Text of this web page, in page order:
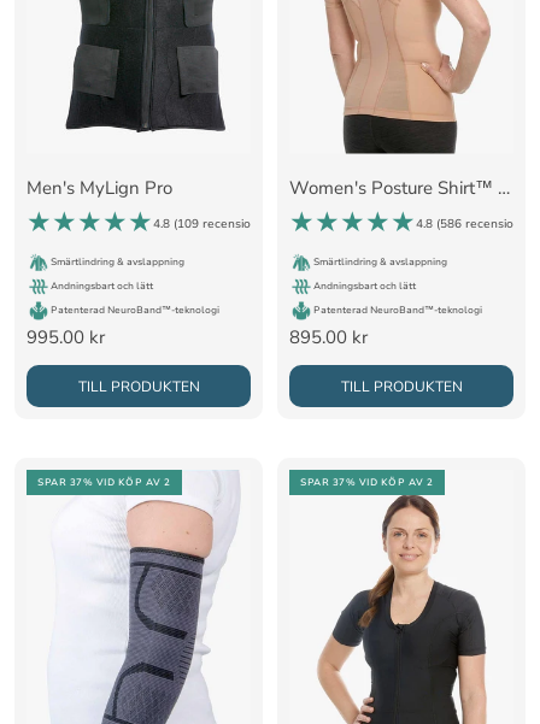
Men's MyLign Pro
4.8 (109 recensioner
Smärtlindring & avslappning
Andningsbart och lätt
Patenterad NeuroBand™-teknologi
Rea-
pris
995.00 kr
TILL PRODUKTEN
Women's Posture Shirt™ - Nude
4.8 (586 recensioner
Smärtlindring & avslappning
Andningsbart och lätt
Patenterad NeuroBand™-teknologi
Rea-
pris
895.00 kr
TILL PRODUKTEN
SPAR 37% VID KÖP AV 2 SPAR 37% VID KÖP AV 2